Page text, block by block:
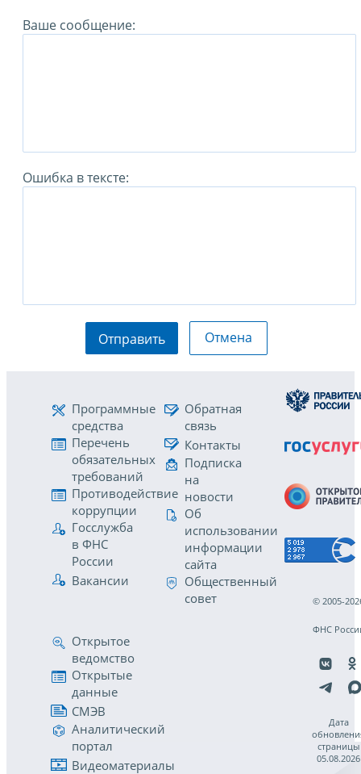
Ваше сообщение:
Ошибка в тексте:
Отправить Отмена
Программные
средства
Перечень
обязательных
требований
Противодействие
коррупции
Госслужба
в ФНС
России
Вакансии
Обратная
связь
Контакты
Подписка
на
новости
Об
использовании
информации
сайта
Общественный
совет
Открытое
ведомство
Открытые
данные
СМЭВ
Аналитический
портал
Видеоматериалы
© 2005-
ФНС
Дата
страницы
05.08.2026